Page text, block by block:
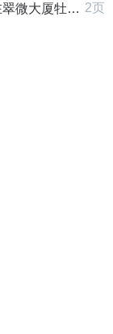
牡丹园店... 2页